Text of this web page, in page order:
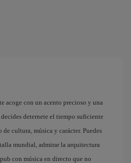
acoge con un acento precioso y una
deternete el tiempo suficiente
cultura, música y carácter. Puedes
mundial, admirar la arquitectura
con música en directo que no